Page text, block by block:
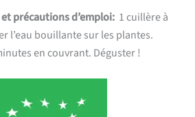
précautions d’emploi: 1 cuillère à
l’eau bouillante sur les plantes.
en couvrant. Déguster !